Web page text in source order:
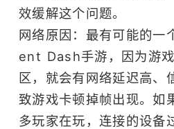
效缓解这个问题。
网络原因：最有可能的一
ent Dash手游，因为游
区，就会有网络延迟高、
致游戏卡顿掉帧出现。
多玩家在玩，连接的设备